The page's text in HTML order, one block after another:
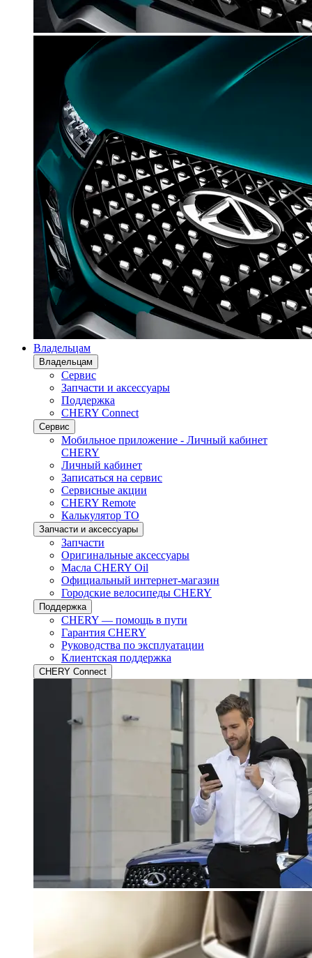
Владельцам
Владельцам
Сервис
Запчасти и аксессуары
Поддержка
CHERY Connect
Сервис
Мобильное приложение - Личный кабинет
CHERY
Личный кабинет
Записаться на сервис
Сервисные акции
CHERY Remote
Калькулятор ТО
Запчасти и аксессуары
Запчасти
Оригинальные аксессуары
Масла CHERY Oil
Официальный интернет-магазин
Городские велосипеды CHERY
Поддержка
CHERY — помощь в пути
Гарантия CHERY
Руководства по эксплуатации
Клиентская поддержка
CHERY Connect